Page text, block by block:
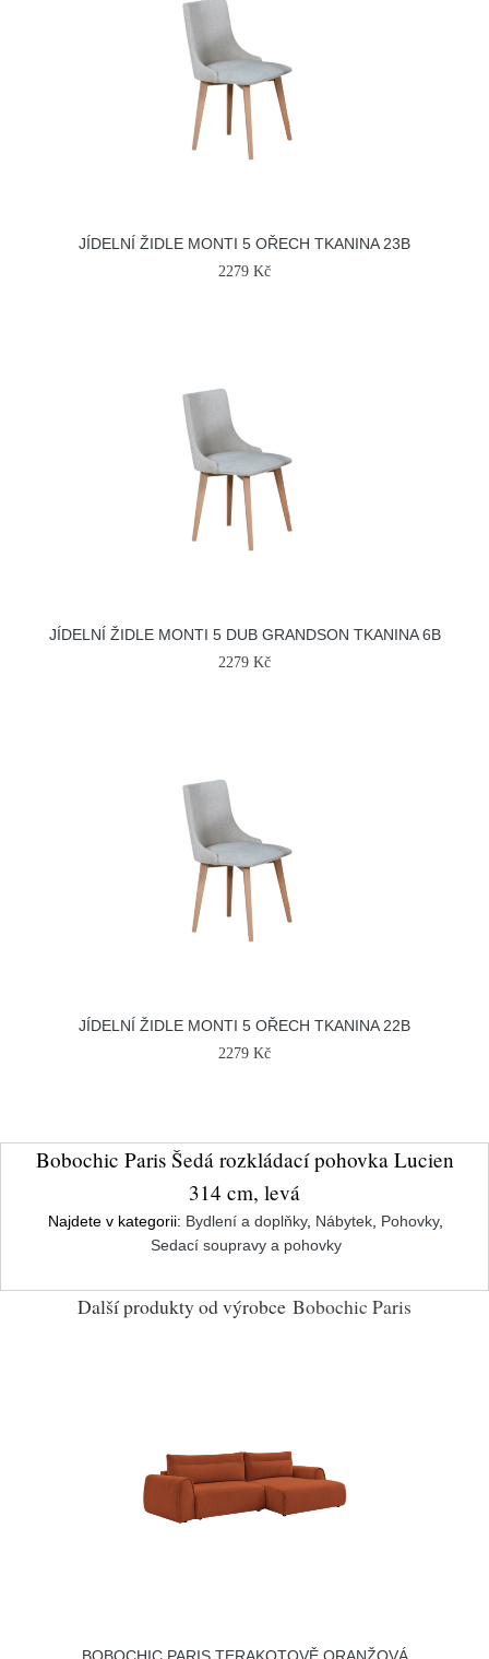
JÍDELNÍ ŽIDLE MONTI 5 OŘECH TKANINA 23B
2279 Kč
JÍDELNÍ ŽIDLE MONTI 5 DUB GRANDSON TKANINA 6B
2279 Kč
JÍDELNÍ ŽIDLE MONTI 5 OŘECH TKANINA 22B
2279 Kč
Bobochic Paris Šedá rozkládací pohovka Lucien
314 cm, levá
Najdete v kategorii: Bydlení a doplňky, Nábytek Pohovky,
Sedací soupravy a pohovky
Další produkty od výrobce Bobochic Paris